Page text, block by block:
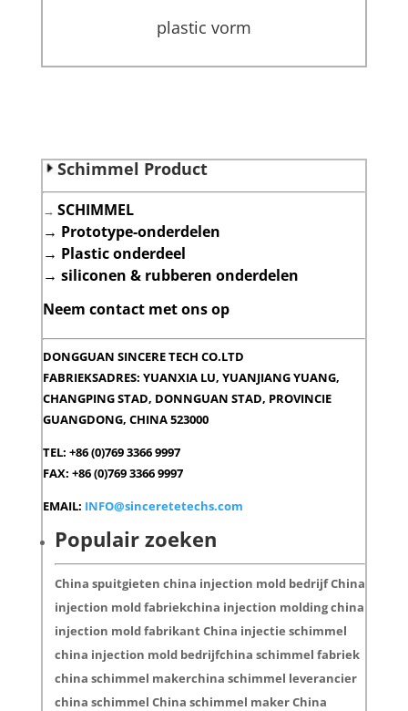
plastic vorm
Schimmel Product
→ SCHIMMEL
→ Prototype-onderdelen
→ Plastic onderdeel
→ siliconen & rubberen onderdelen
Neem contact met ons op
DONGGUAN SINCERE TECH CO.LTD
FABRIEKSADRES: YUANXIA LU, YUANJIANG YUANG,
CHANGPING STAD, DONNGUAN STAD, PROVINCIE
GUANGDONG, CHINA 523000
TEL: +86 (0)769 3366 9997
FAX: +86 (0)769 3366 9997
EMAIL: INFO@sinceretetechs.com
Populair zoeken
China spuitgieten china injection mold bedrijf China
injection mold fabriekchina injection molding china
injection mold fabrikant China injectie schimmel
china injection mold bedrijfchina schimmel fabriek
china schimmel makerchina schimmel leverancier
china schimmel China schimmel maker China